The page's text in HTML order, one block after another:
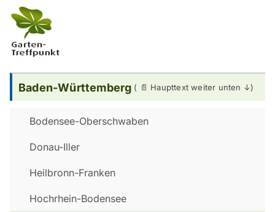
Baden-Württemberg
Bodensee-Oberschwaben
Donau-Iller
Heilbronn-Franken
Hochrhein-Bodensee